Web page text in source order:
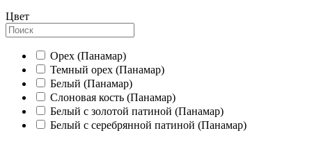
Цвет
Орех (Панамар)
Темный орех (Панамар)
Белый (Панамар)
Слоновая кость (Панамар)
Белый с золотой патиной (Панамар)
Белый с серебрянной патиной (Панамар)